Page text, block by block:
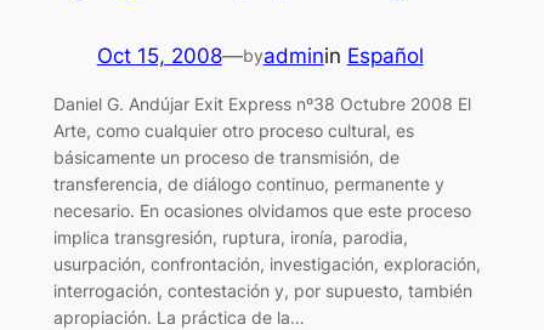
Oct 15, 2008—byadminin Español
Daniel G. Andújar Exit Express nº38 Octubre 2008 El
Arte, como cualquier otro proceso cultural, es
básicamente un proceso de transmisión, de
transferencia, de diálogo continuo, permanente y
necesario. En ocasiones olvidamos que este proceso
implica transgresión, ruptura, ironía, parodia,
usurpación, confrontación, investigación, exploración,
interrogación, contestación y, por supuesto, también
apropiación. La práctica de la…